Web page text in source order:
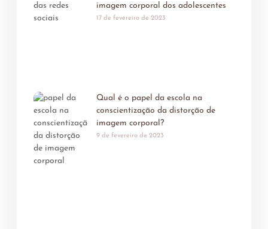
imagem corporal dos adolescentes
17 de fevereiro de 2023
Qual é o papel da escola na
conscientização da distorção de
imagem corporal?
9 de fevereiro de 2023